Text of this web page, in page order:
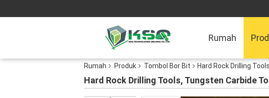
Rumah
Rumah Produk Tombol Bor Bit Hard Rock Drilling
Hard Rock Drilling Tools, Tungsten Carbide